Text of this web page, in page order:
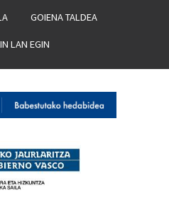
GOIENA TALDEA
LAN EGIN